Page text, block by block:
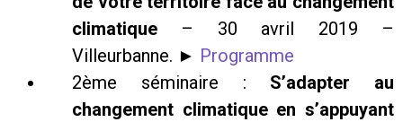
climatique – 30 avril 2019 –
Villeurbanne. ► Programme
2ème séminaire : S’adapter au
changement climatique en s’appuyant